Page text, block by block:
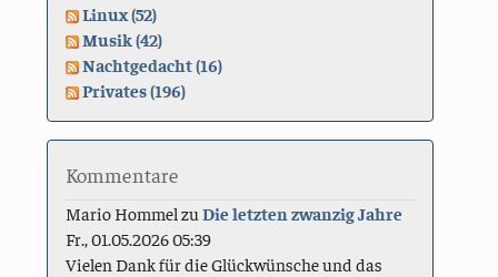
Linux (52)
Musik (42)
Nachtgedacht (16)
Privates (196)
Kommentare
Mario Hommel zuDie letzten zwanzig Jahre
Fr., 01.05.2026 05:39
Vielen Dank für die Glückwünsche und das